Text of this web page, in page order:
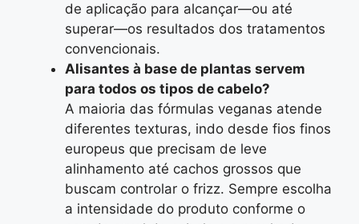
de aplicação para alcançar—ou até
superar—os resultados dos tratamentos
convencionais.
Alisantes à base de plantas servem
para todos os tipos de cabelo?
A maioria das fórmulas veganas atende
diferentes texturas, indo desde fios finos
europeus que precisam de leve
alinhamento até cachos grossos que
buscam controlar o frizz. Sempre escolha
a intensidade do produto conforme o